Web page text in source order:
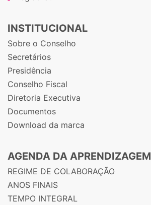
INSTITUCIONAL
Sobre o Conselho
Secretários
Presidência
Conselho Fiscal
Diretoria Executiva
Documentos
Download da marca
AGENDA DA APRENDIZAGEM
REGIME DE COLABORAÇÃO
ANOS FINAIS
TEMPO INTEGRAL